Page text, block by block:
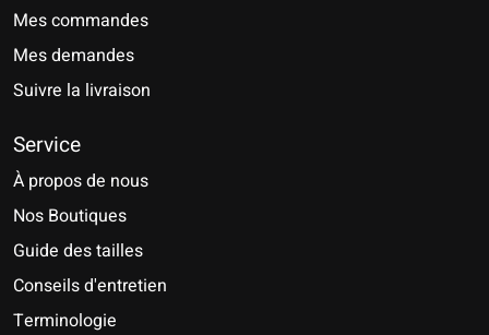
Mes commandes
Mes demandes
Suivre la livraison
Service
À propos de nous
Nos Boutiques
Guide des tailles
Conseils d'entretien
Terminologie